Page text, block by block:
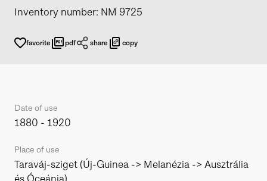
Inventory number: NM 9725
favorite pdf share copy
Date of use
1880 - 1920
Place of use
Taraváj-sziget (Új-Guinea -> Melanézia -> Ausztrália